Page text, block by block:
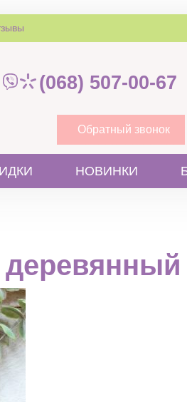
(068) 507-00-67
Обратный звонок
НОВИНКИ